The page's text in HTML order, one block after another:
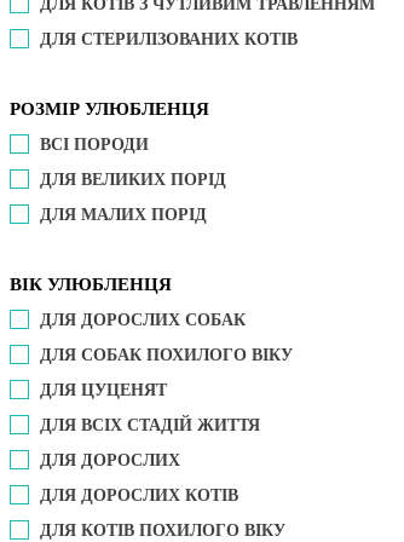
ДЛЯ КОТІВ З ЧУТЛИВИМ ТРАВЛЕННЯМ
ДЛЯ СТЕРИЛІЗОВАНИХ КОТІВ
РОЗМІР УЛЮБЛЕНЦЯ
ВСІ ПОРОДИ
ДЛЯ ВЕЛИКИХ ПОРІД
ДЛЯ МАЛИХ ПОРІД
ВІК УЛЮБЛЕНЦЯ
ДЛЯ ДОРОСЛИХ СОБАК
ДЛЯ СОБАК ПОХИЛОГО ВІКУ
ДЛЯ ЦУЦЕНЯТ
ДЛЯ ВСІХ СТАДІЙ ЖИТТЯ
ДЛЯ ДОРОСЛИХ
ДЛЯ ДОРОСЛИХ КОТІВ
ДЛЯ КОТІВ ПОХИЛОГО ВІКУ